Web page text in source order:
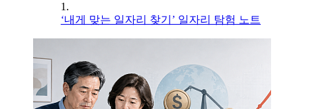
1.
‘내게 맞는 일자리 찾기’ 일자리 탐험 노트